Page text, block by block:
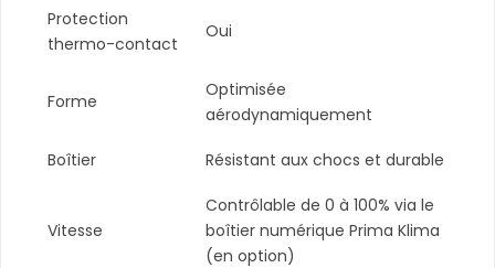
Protection
thermo-contact
Oui
Forme
Optimisée
aérodynamiquement
Boîtier Résistant aux chocs et durable
Vitesse
Contrôlable de 0 à 100% via le
boîtier numérique Prima Klima
(en option)